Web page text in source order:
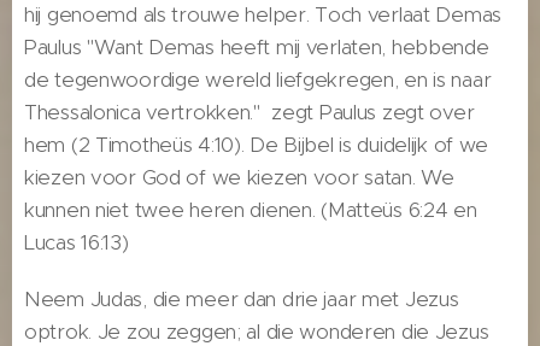
hij genoemd als trouwe helper. Toch verlaat Demas
Paulus "Want Demas heeft mij verlaten, hebbende
de tegenwoordige wereld liefgekregen, en is naar
Thessalonica vertrokken." zegt Paulus zegt over
hem (2 Timotheüs 4:10). De Bijbel is duidelijk of we
kiezen voor God of we kiezen voor satan. We
kunnen niet twee heren dienen. (Matteüs 6:24 en
Lucas 16:13)
Neem Judas, die meer dan drie jaar met Jezus
optrok. Je zou zeggen; al die wonderen die Jezus